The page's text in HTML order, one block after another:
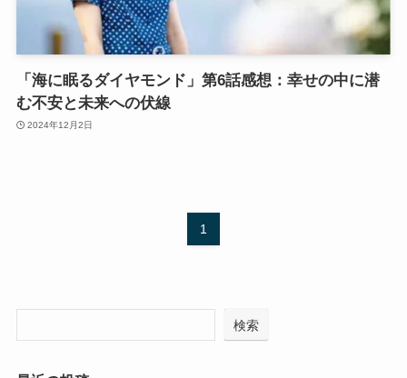
「海に眠るダイヤモンド」第6話感想：幸せの中に潜
む不安と未来への伏線
2024年12月2日
1
検索